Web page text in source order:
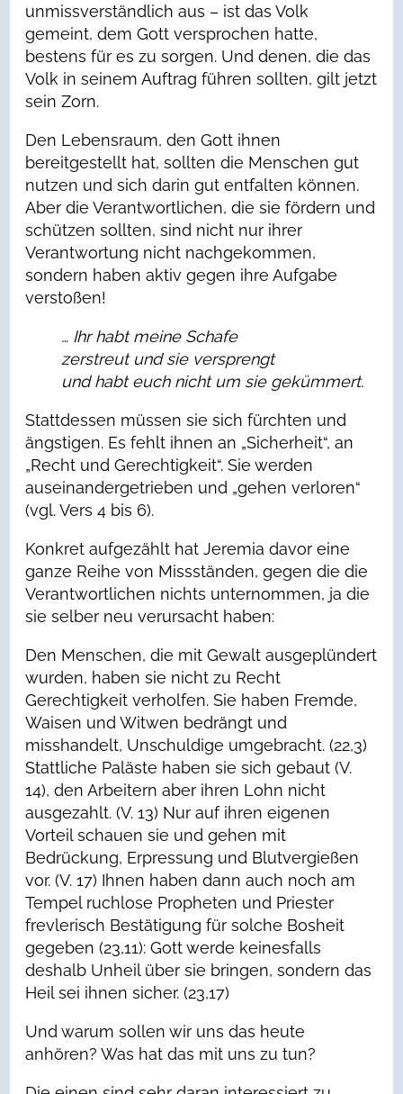
unmissverständlich aus – ist das Volk
gemeint, dem Gott versprochen hatte,
bestens für es zu sorgen. Und denen, die das
Volk in seinem Auftrag führen sollten, gilt jetzt
sein Zorn.
Den Lebensraum, den Gott ihnen
bereitgestellt hat, sollten die Menschen gut
nutzen und sich darin gut entfalten können.
Aber die Verantwortlichen, die sie fördern und
schützen sollten, sind nicht nur ihrer
Verantwortung nicht nachgekommen,
sondern haben aktiv gegen ihre Aufgabe
verstoßen!
… Ihr habt meine Schafe
zerstreut und sie versprengt
und habt euch nicht um sie gekümmert.
Stattdessen müssen sie sich fürchten und
ängstigen. Es fehlt ihnen an „Sicherheit“, an
„Recht und Gerechtigkeit“. Sie werden
auseinandergetrieben und „gehen verloren“
(vgl. Vers 4 bis 6).
Konkret aufgezählt hat Jeremia davor eine
ganze Reihe von Missständen, gegen die die
Verantwortlichen nichts unternommen, ja die
sie selber neu verursacht haben:
Den Menschen, die mit Gewalt ausgeplündert
wurden, haben sie nicht zu Recht
Gerechtigkeit verholfen. Sie haben Fremde,
Waisen und Witwen bedrängt und
misshandelt, Unschuldige umgebracht. (22,3)
Stattliche Paläste haben sie sich gebaut (V.
14), den Arbeitern aber ihren Lohn nicht
ausgezahlt. (V. 13) Nur auf ihren eigenen
Vorteil schauen sie und gehen mit
Bedrückung, Erpressung und Blutvergießen
vor. (V. 17) Ihnen haben dann auch noch am
Tempel ruchlose Propheten und Priester
frevlerisch Bestätigung für solche Bosheit
gegeben (23,11): Gott werde keinesfalls
deshalb Unheil über sie bringen, sondern das
Heil sei ihnen sicher. (23,17)
Und warum sollen wir uns das heute
anhören? Was hat das mit uns zu tun?